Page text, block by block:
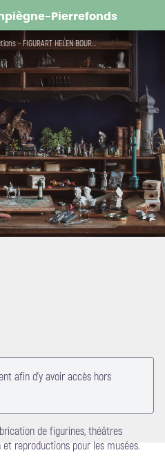
Pierrefonds
Figurart l'atelier des collections - FIGURART HELEN BOURCH
afin d'y avoir accès hors
de figurines, théâtres
reproductions pour les musées.